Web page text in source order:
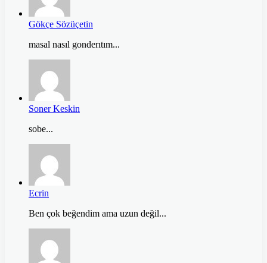
Gökçe Sözüçetin
masal nasıl gonderıtım...
Soner Keskin
sobe...
Ecrin
Ben çok beğendim ama uzun değil...